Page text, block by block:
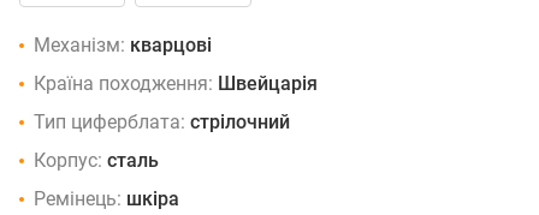
Механізм: кварцові
Країна походження: Швейцарія
Тип циферблата: стрілочний
Корпус: сталь
Ремінець: шкіра